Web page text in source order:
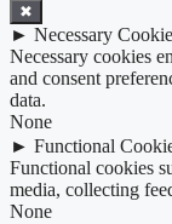
✖
► Necessary
Necessary cookies
and consent
data.
None
► Functional
Functional cookies
media, collecting
None